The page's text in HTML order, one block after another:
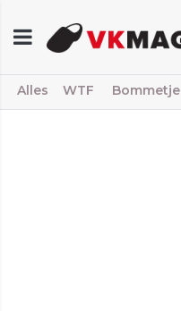
Alles WTF Bommetje